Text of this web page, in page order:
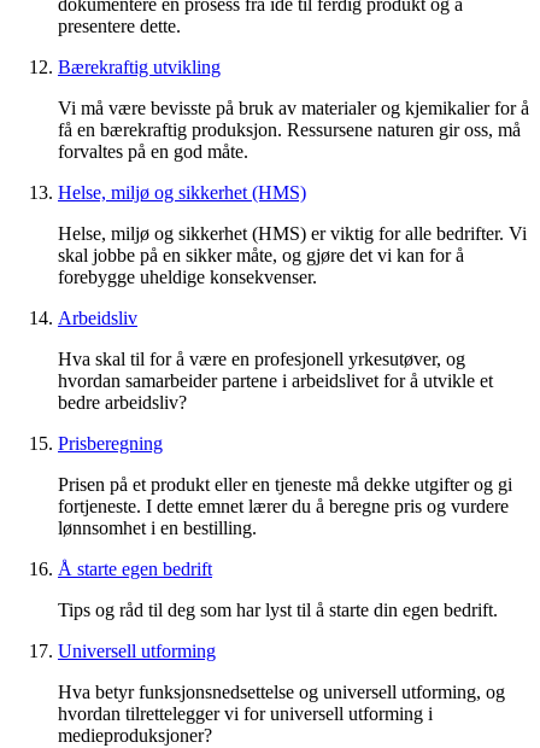
dokumentere en prosess fra idé til ferdig produkt og å
presentere dette.
Bærekraftig utvikling
Vi må være bevisste på bruk av materialer og kjemikalier for å
få en bærekraftig produksjon. Ressursene naturen gir oss, må
forvaltes på en god måte.
Helse, miljø og sikkerhet (HMS)
Helse, miljø og sikkerhet (HMS) er viktig for alle bedrifter. Vi
skal jobbe på en sikker måte, og gjøre det vi kan for å
forebygge uheldige konsekvenser.
Arbeidsliv
Hva skal til for å være en profesjonell yrkesutøver, og
hvordan samarbeider partene i arbeidslivet for å utvikle et
bedre arbeidsliv?
Prisberegning
Prisen på et produkt eller en tjeneste må dekke utgifter og gi
fortjeneste. I dette emnet lærer du å beregne pris og vurdere
lønnsomhet i en bestilling.
Å starte egen bedrift
Tips og råd til deg som har lyst til å starte din egen bedrift.
Universell utforming
Hva betyr funksjonsnedsettelse og universell utforming, og
hvordan tilrettelegger vi for universell utforming i
medieproduksjoner?